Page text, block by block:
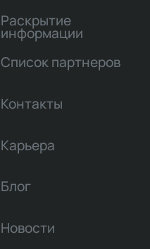
Раскрытие
информации
Список партнеров
Контакты
Карьера
Блог
Новости